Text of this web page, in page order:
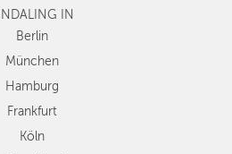
IN
Berlin
München
Hamburg
Frankfurt
Köln